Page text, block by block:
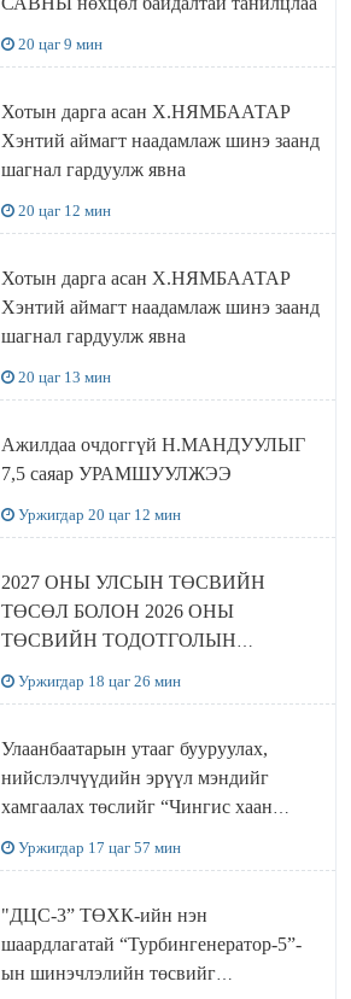
20 цаг 9 мин
Хотын дарга асан Х.НЯМБААТАР
Хэнтий аймагт наадамлаж шинэ заанд
шагнал гардуулж явна
20 цаг 12 мин
Хотын дарга асан Х.НЯМБААТАР
Хэнтий аймагт наадамлаж шинэ заанд
шагнал гардуулж явна
20 цаг 13 мин
Ажилдаа очдоггүй Н.МАНДУУЛЫГ
7,5 саяар УРАМШУУЛЖЭЭ
Уржигдар 20 цаг 12 мин
2027 ОНЫ УЛСЫН ТӨСВИЙН
ТӨСӨЛ БОЛОН 2026 ОНЫ
ТӨСВИЙН ТОДОТГОЛЫН
Уржигдар 18 цаг 26 мин
Улаанбаатарын утааг бууруулах,
нийслэлчүүдийн эрүүл мэндийг
хамгаалах төслийг “Чингис хаан
Уржигдар 17 цаг 57 мин
"ДЦС-3” ТӨХК-ийн нэн
шаардлагатай “Турбингенератор-5”-
ын шинэчлэлийн төсвийг